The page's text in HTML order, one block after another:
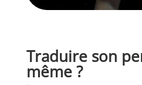
Traduire son
même ?